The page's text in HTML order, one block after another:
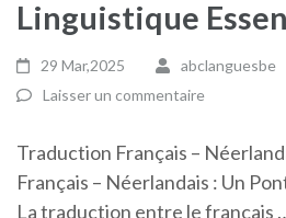
Linguistique
29 Mar,2025
abclanguesbe
Laisser un commentaire
Traduction Français –
Français – Néerlandais : Un
La traduction entre le français